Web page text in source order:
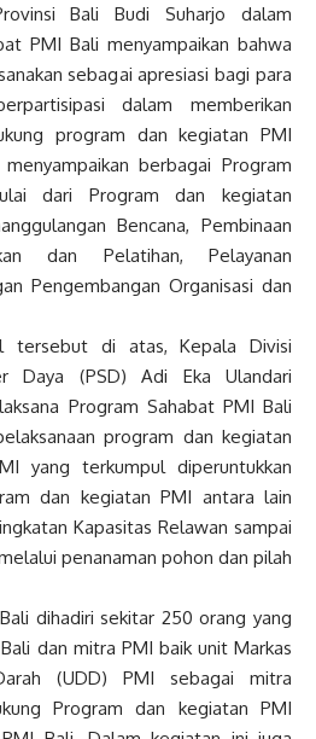
Bali Budi Suharjo dalam
PMI Bali menyampaikan bahwa
sebagai apresiasi bagi para
dalam memberikan
program dan kegiatan PMI
berbagai Program
dari Program dan kegiatan
Bencana, Pembinaan
dan Pelatihan, Pelayanan
Pengembangan Organisasi dan
tersebut di atas, Kepala Divisi
Daya (PSD) Adi Eka Ulandari
Program Sahabat PMI Bali
program dan kegiatan
yang terkumpul diperuntukkan
dan kegiatan PMI antara lain
Kapasitas Relawan sampai
penanaman pohon dan pilah
dihadiri sekitar 250 orang yang
dan mitra PMI baik unit Markas
(UDD) PMI sebagai mitra
Program dan kegiatan PMI